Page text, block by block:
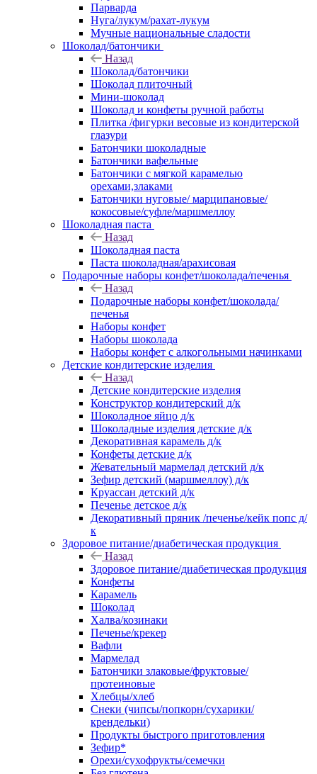
Парварда
Нуга/лукум/рахат-лукум
Мучные национальные сладости
Шоколад/батончики
Назад
Шоколад/батончики
Шоколад плиточный
Мини-шоколад
Шоколад и конфеты ручной работы
Плитка /фигурки весовые из кондитерской
глазури
Батончики шоколадные
Батончики вафельные
Батончики с мягкой карамелью
орехами,злаками
Батончики нуговые/ марципановые/
кокосовые/суфле/маршмеллоу
Шоколадная паста
Назад
Шоколадная паста
Паста шоколадная/арахисовая
Подарочные наборы конфет/шоколада/печенья
Назад
Подарочные наборы конфет/шоколада/
печенья
Наборы конфет
Наборы шоколада
Наборы конфет с алкогольными начинками
Детские кондитерские изделия
Назад
Детские кондитерские изделия
Конструктор кондитерский д/к
Шоколадное яйцо д/к
Шоколадные изделия детские д/к
Декоративная карамель д/к
Конфеты детские д/к
Жевательный мармелад детский д/к
Зефир детский (маршмеллоу) д/к
Круассан детский д/к
Печенье детское д/к
Декоративный пряник /печенье/кейк попс д/
к
Здоровое питание/диабетическая продукция
Назад
Здоровое питание/диабетическая продукция
Конфеты
Карамель
Шоколад
Халва/козинаки
Печенье/крекер
Вафли
Мармелад
Батончики злаковые/фруктовые/
протеиновые
Хлебцы/хлеб
Снеки (чипсы/попкорн/сухарики/
крендельки)
Продукты быстрого приготовления
Зефир*
Орехи/сухофрукты/семечки